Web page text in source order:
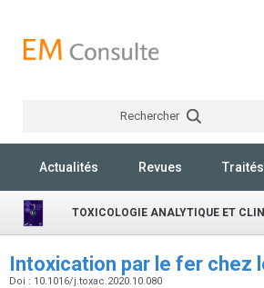
Rechercher
Actualités Revues Traités
TOXICOLOGIE ANALYTIQUE ET
Intoxication par le fer chez
Doi : 10.1016/j.toxac.2020.10.080